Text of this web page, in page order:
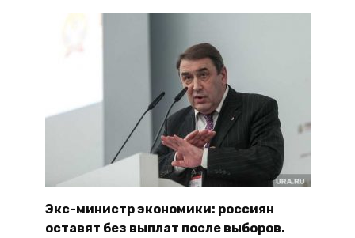
Экс-министр экономики: россиян
оставят без выплат после выборов.